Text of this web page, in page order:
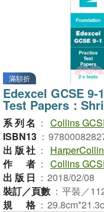
滿額折
Edexcel GCSE
Test Papers：
系列名 ： Collins
ISBN13 ：
出版社 ：
作者 ： Collins
出版日 ： 2018/02/08
裝訂／頁數 ： 平裝／
規格 ：